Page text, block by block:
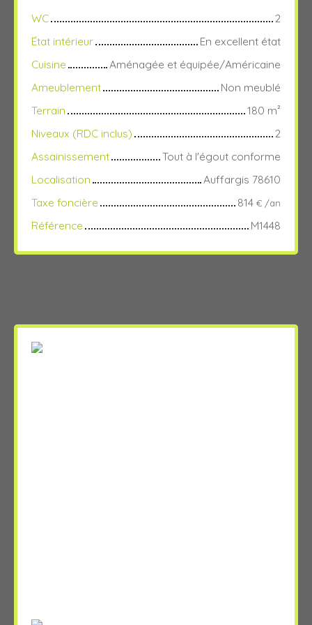
WC
2
État intérieur
En excellent état
Cuisine
Aménagée et équipée/Américaine
Ameublement
Non meublé
Terrain
180 m²
Niveaux (RDC inclus)
2
Assainissement
Tout à l'égout conforme
Localisation
Auffargis 78610
Taxe foncière
814 € /an
Référence M1448